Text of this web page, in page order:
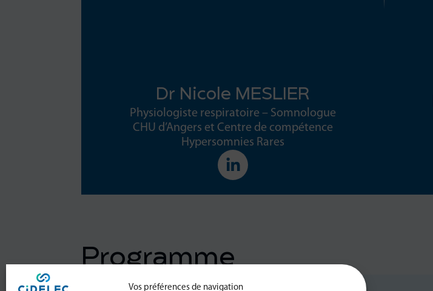
Vos préférences de navigation
Dr Nicole MESLIER
Physiologiste respiratoire – Somnologue
CHU d’Angers et Centre de compétence
Hypersomnies Rares
Programme